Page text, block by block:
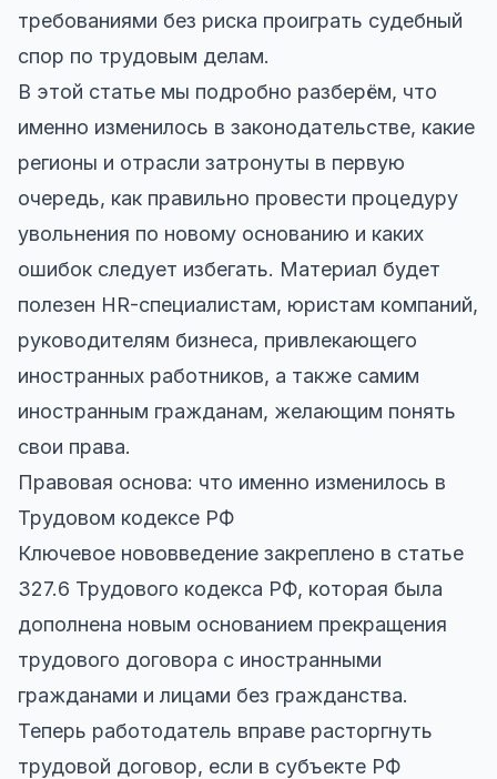
требованиями без риска проиграть судебный
спор по трудовым делам.
В этой статье мы подробно разберём, что
именно изменилось в законодательстве, какие
регионы и отрасли затронуты в первую
очередь, как правильно провести процедуру
увольнения по новому основанию и каких
ошибок следует избегать. Материал будет
полезен HR-специалистам, юристам компаний,
руководителям бизнеса, привлекающего
иностранных работников, а также самим
иностранным гражданам, желающим понять
свои права.
Правовая основа: что именно изменилось в
Трудовом кодексе РФ
Ключевое нововведение закреплено в статье
327.6 Трудового кодекса РФ, которая была
дополнена новым основанием прекращения
трудового договора с иностранными
гражданами и лицами без гражданства.
Теперь работодатель вправе расторгнуть
трудовой договор, если в субъекте РФ